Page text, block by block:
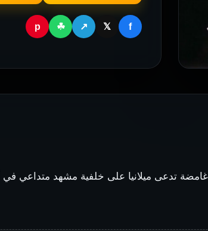
f
𝕏
↗
☘
p
تدعى ميلانيا على خلفية مشهد متداعي في